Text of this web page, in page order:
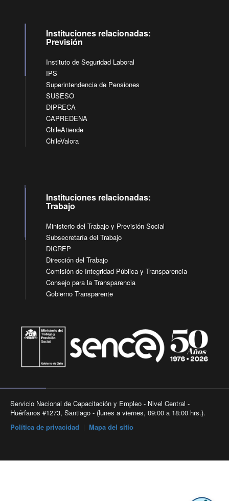
Instituciones relacionadas:
Previsión
Instituto de Seguridad Laboral
IPS
Superintendencia de Pensiones
SUSESO
DIPRECA
CAPREDENA
ChileAtiende
ChileValora
Instituciones relacionadas:
Trabajo
Ministerio del Trabajo y Previsión Social
Subsecretaría del Trabajo
DICREP
Dirección del Trabajo
Comisión de Integridad Pública y Transparencia
Consejo para la Transparencia
Gobierno Transparente
Servicio Nacional de Capacitación y Empleo - Nivel Central -
Huérfanos #1273, Santiago - (lunes a viernes, 09:00 a 18:00 hrs.).
Política de privacidad
Mapa del sitio